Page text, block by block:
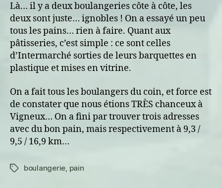
Là… il y a deux boulangeries côte à côte, les
deux sont juste… ignobles ! On a essayé un peu
tous les pains… rien à faire. Quant aux
pâtisseries, c’est simple : ce sont celles
d’Intermarché sorties de leurs barquettes en
plastique et mises en vitrine.
On a fait tous les boulangers du coin, et force est
de constater que nous étions TRÈS chanceux à
Vigneux… On a fini par trouver trois adresses
avec du bon pain, mais respectivement à 9,3 /
9,5 / 16,9 km…
Étiquettes
boulangerie pain